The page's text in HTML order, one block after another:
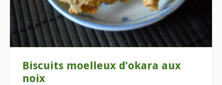
Biscuits moelleux d’okara aux
noix